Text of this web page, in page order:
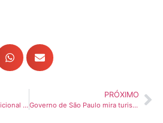
Substituto do asfalto tradicional chega ao Brasil para aguentar caminhões pesados e durar mais
PRÓXIMO
Governo de São Paulo mira turismo do interior com concessão de 520 km de rodovias